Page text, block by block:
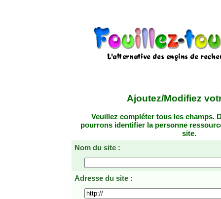
Ajoutez/Modifiez
Veuillez compléter tous les champs.
pourrons identifier la personne
site.
Nom du site :
Adresse du site :